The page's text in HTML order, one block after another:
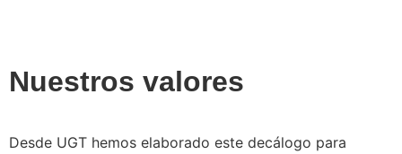
Nuestros valores
Desde UGT hemos elaborado este decálogo para